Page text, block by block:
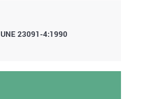
UNE 23091-4:1990